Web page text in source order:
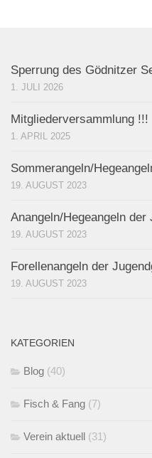
Sperrung des Gödnitzer
1. JULI 2026
Mitgliederversammlung !!!
1. APRIL 2025
Sommerangeln/
19. AUGUST 2023
Anangeln/Hegeangeln der
19. AUGUST 2023
Forellenangeln der
19. AUGUST 2023
KATEGORIEN
Blog (40)
Fisch & Fang (7)
Verein aktuell (31)